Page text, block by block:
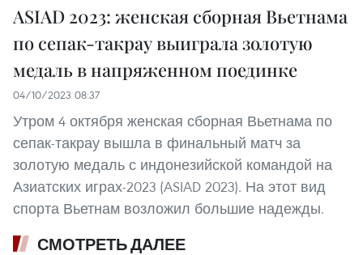
ASIAD 2023: женская сборная Вьетнама
по сепак-такрау выиграла золотую
медаль в напряженном поединке
04/10/2023 08:37
Утром 4 октября женская сборная Вьетнама по
сепак-такрау вышла в финальный матч за
золотую медаль с индонезийской командой на
Азиатских играх-2023 (ASIAD 2023). На этот вид
спорта Вьетнам возложил большие надежды.
СМОТРЕТЬ ДАЛЕЕ